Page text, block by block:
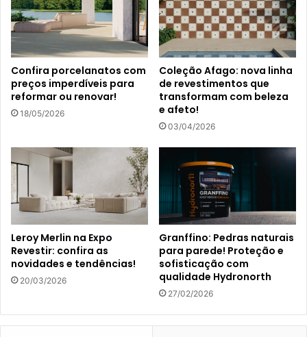
Confira porcelanatos com
preços imperdíveis para
reformar ou renovar!
18/05/2026
Coleção Afago: nova linha
de revestimentos que
transformam com beleza
e afeto!
03/04/2026
Leroy Merlin na Expo
Revestir: confira as
novidades e tendências!
20/03/2026
Granffino: Pedras naturais
para parede! Proteção e
sofisticação com
qualidade Hydronorth
27/02/2026